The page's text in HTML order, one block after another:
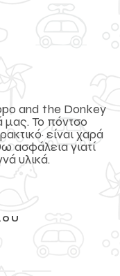
and the Donkey
μας. Το πόντσο
είναι χαρά
ασφάλεια γιατί
υλικά.